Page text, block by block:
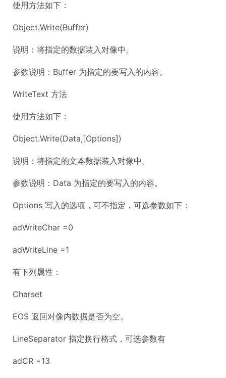
使用方法如下：
Object.Write(Buffer)
说明：将指定的数据装入对像中。
参数说明：Buffer 为指定的要写入的内容。
WriteText 方法
使用方法如下：
Object.Write(Data,[Options])
说明：将指定的文本数据装入对像中。
参数说明：Data 为指定的要写入的内容。
Options 写入的选项，可不指定，可选参数如下：
adWriteChar =0
adWriteLine =1
有下列属性：
Charset
EOS 返回对像内数据是否为空。
LineSeparator 指定换行格式，可选参数有
adCR =13